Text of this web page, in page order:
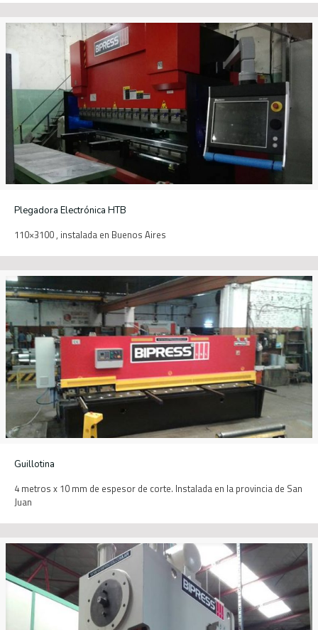
Plegadora Electrónica HTB
110×3100 , instalada en Buenos Aires
Guillotina
4 metros x 10 mm de espesor de corte. Instalada en la provincia de San
Juan